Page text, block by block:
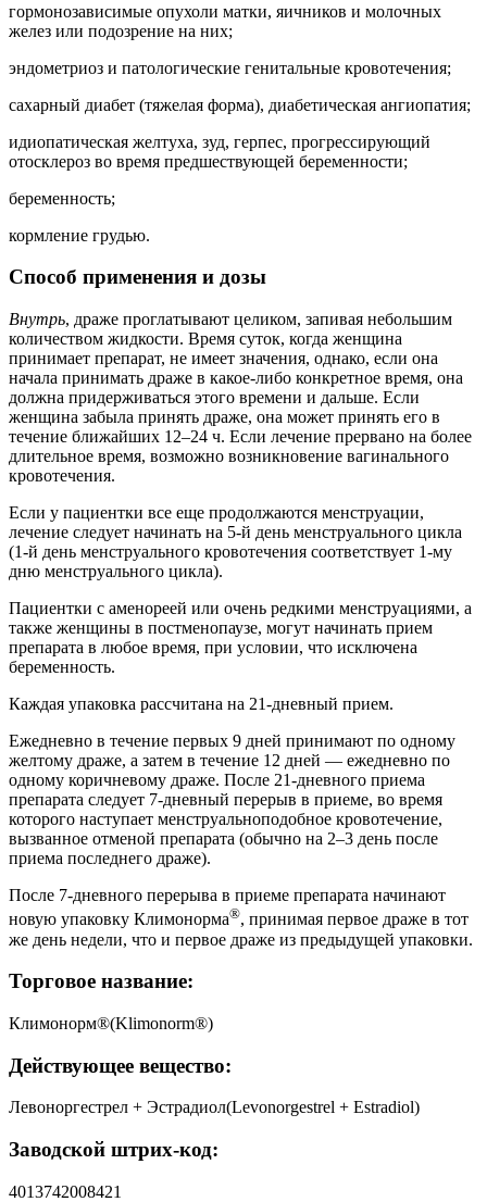
гормонозависимые опухоли матки, яичников и молочных
желез или подозрение на них;
эндометриоз и патологические генитальные кровотечения;
сахарный диабет (тяжелая форма), диабетическая ангиопатия;
идиопатическая желтуха, зуд, герпес, прогрессирующий
отосклероз во время предшествующей беременности;
беременность;
кормление грудью.
Способ применения и дозы
Внутрь, драже проглатывают целиком, запивая небольшим
количеством жидкости. Время суток, когда женщина
принимает препарат, не имеет значения, однако, если она
начала принимать драже в какое-либо конкретное время, она
должна придерживаться этого времени и дальше. Если
женщина забыла принять драже, она может принять его в
течение ближайших 12–24 ч. Если лечение прервано на более
длительное время, возможно возникновение вагинального
кровотечения.
Если у пациентки все еще продолжаются менструации,
лечение следует начинать на 5-й день менструального цикла
(1-й день менструального кровотечения соответствует 1-му
дню менструального цикла).
Пациентки с аменореей или очень редкими менструациями, а
также женщины в постменопаузе, могут начинать прием
препарата в любое время, при условии, что исключена
беременность.
Каждая упаковка рассчитана на 21-дневный прием.
Ежедневно в течение первых 9 дней принимают по одному
желтому драже, а затем в течение 12 дней — ежедневно по
одному коричневому драже. После 21-дневного приема
препарата следует 7-дневный перерыв в приеме, во время
которого наступает менструальноподобное кровотечение,
вызванное отменой препарата (обычно на 2–3 день после
приема последнего драже).
После 7-дневного перерыва в приеме препарата начинают
новую упаковку Климонорма®, принимая первое драже в тот
же день недели, что и первое драже из предыдущей упаковки.
Торговое название:
Климонорм®(Klimonorm®)
Действующее вещество:
Левоноргестрел + Эстрадиол(Levonorgestrel + Estradiol)
Заводской штрих-код:
4013742008421